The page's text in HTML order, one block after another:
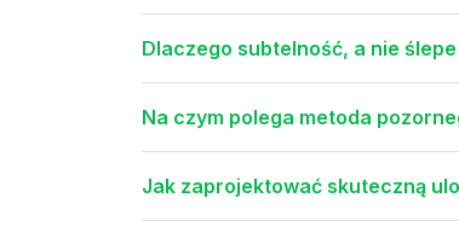
Dlaczego subtelność, a nie
Na czym polega metoda
Jak zaprojektować skuteczną